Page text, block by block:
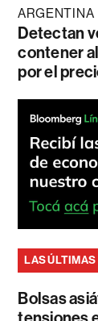
ARGENTINA
Detectan
contener
por el
LAS ÚLTIMAS
Bolsas